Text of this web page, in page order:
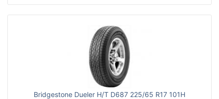
Bridgestone Dueler H/T D687 225/65 R17 101H